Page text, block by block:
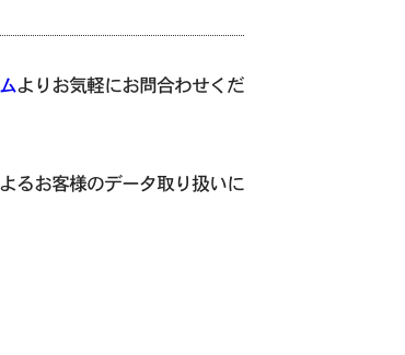
よりお気軽にお問合わせくだ
るお客様のデータ取り扱いに